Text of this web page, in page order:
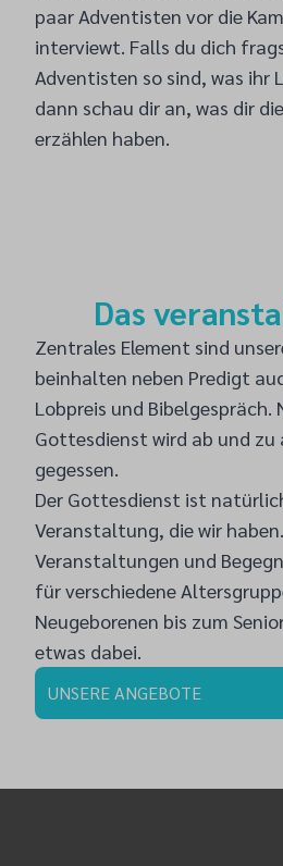
paar Adventisten vor die
interviewt. Falls du dich
Adventisten so sind, was ihr
dann schau dir an, was dir
erzählen haben.
Das
Zentrales Element sind
beinhalten neben Predigt
Lobpreis und Bibelgespräch.
Gottesdienst wird ab und
gegessen.
Der Gottesdienst ist
Veranstaltung, die wir
Veranstaltungen und
für verschiedene
Neugeborenen bis zum
etwas dabei.
UNSERE ANGEBOTE